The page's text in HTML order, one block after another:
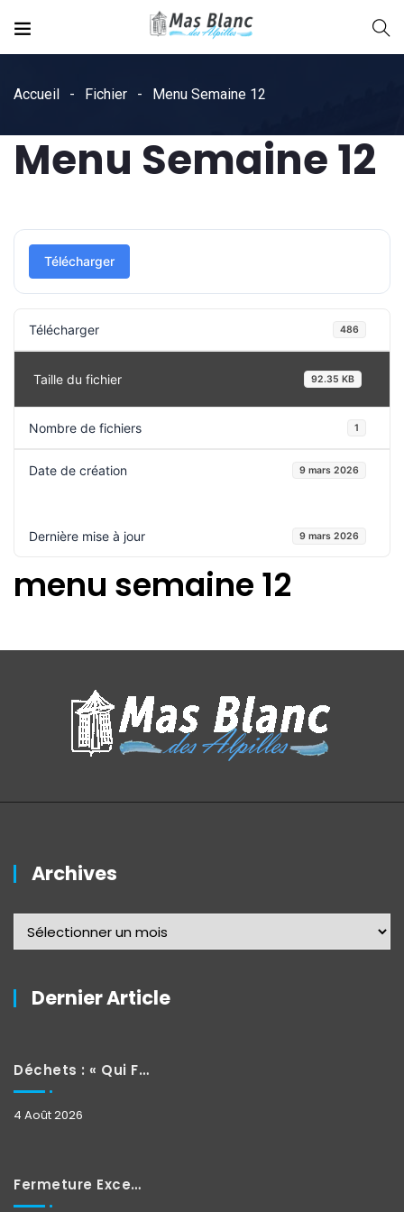
Accueil Fichier Menu Semaine 12
Menu Semaine 12
Télécharger
Télécharger 486
Taille du fichier 92.35 KB
Nombre de fichiers 1
Date de création 9 mars 2026
Dernière mise à jour 9 mars 2026
menu semaine 12
Archives
Dernier Article
Déchets : « Qui Fait Quoi »
4 Août 2026
Fermeture Exceptionnelle